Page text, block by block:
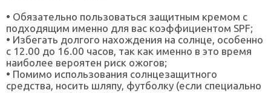
• Обязательно пользоваться защитным кремом с
подходящим именно для вас коэффициентом SPF;
• Избегать долгого нахождения на солнце, особенно
с 12.00 до 16.00 часов, так как именно в это время
наиболее вероятен риск ожогов;
• Помимо использования солнцезащитного
средства, носить шляпу, футболку (если специально